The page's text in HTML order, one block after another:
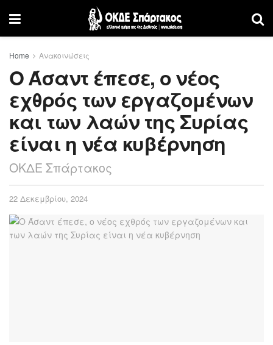
Home Ανακοινώσεις
Ο Άσαντ έπεσε, ο νέος
εχθρός των εργαζομένων
και των λαών της Συρίας
είναι η νέα κυβέρνηση
ΟΚΔΕ Σπάρτακος
22 Δεκεμβρίου, 2024